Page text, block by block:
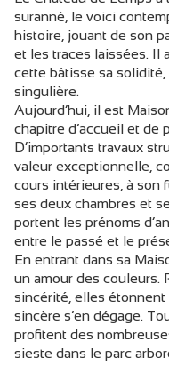
suranné, le voici
histoire, jouant de son
et les traces laissées. Il
cette bâtisse sa
singulière.
Aujourd’hui, il est
chapitre d’accueil et de
D’importants travaux
valeur exceptionnelle,
cours intérieures, à son
ses deux chambres et
portent les prénoms
entre le passé et le
En entrant dans sa
un amour des couleurs.
sincérité, elles
sincère s’en dégage.
profitent des
sieste dans le parc